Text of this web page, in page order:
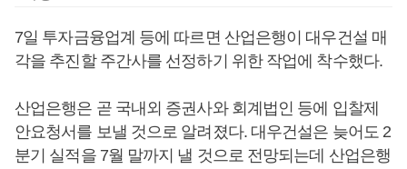
7일 투자금융업계 등에 따르면 산업은행이 대우건설 매
각을 추진할 주간사를 선정하기 위한 작업에 착수했다.
산업은행은 곧 국내외 증권사와 회계법인 등에 입찰제
안요청서를 보낼 것으로 알려졌다. 대우건설은 늦어도 2
분기 실적을 7월 말까지 낼 것으로 전망되는데 산업은행